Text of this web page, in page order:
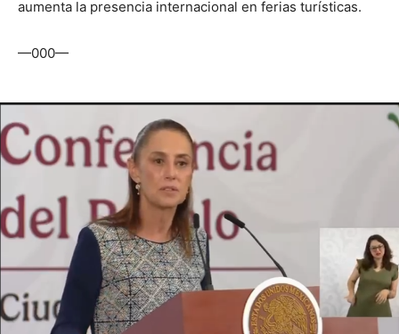
aumenta la presencia internacional en ferias turísticas.
—000—